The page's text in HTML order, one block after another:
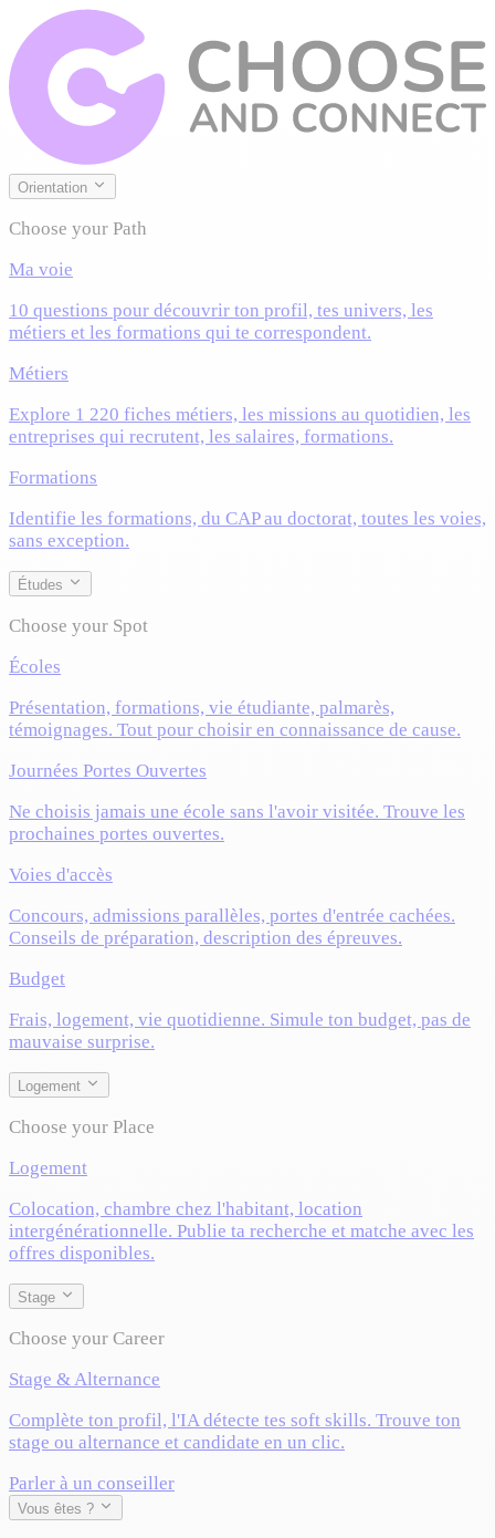
Orientation
Choose your Path
Ma voie
10 questions pour découvrir ton profil, tes univers, les
métiers et les formations qui te correspondent.
Métiers
Explore 1 220 fiches métiers, les missions au quotidien, les
entreprises qui recrutent, les salaires, formations.
Formations
Identifie les formations, du CAP au doctorat, toutes les voies,
sans exception.
Études
Choose your Spot
Écoles
Présentation, formations, vie étudiante, palmarès,
témoignages. Tout pour choisir en connaissance de cause.
Journées Portes Ouvertes
Ne choisis jamais une école sans l'avoir visitée. Trouve les
prochaines portes ouvertes.
Voies d'accès
Concours, admissions parallèles, portes d'entrée cachées.
Conseils de préparation, description des épreuves.
Budget
Frais, logement, vie quotidienne. Simule ton budget, pas de
mauvaise surprise.
Logement
Choose your Place
Logement
Colocation, chambre chez l'habitant, location
intergénérationnelle. Publie ta recherche et matche avec les
offres disponibles.
Stage
Choose your Career
Stage & Alternance
Complète ton profil, l'IA détecte tes soft skills. Trouve ton
stage ou alternance et candidate en un clic.
Parler à un conseiller
Vous êtes ?